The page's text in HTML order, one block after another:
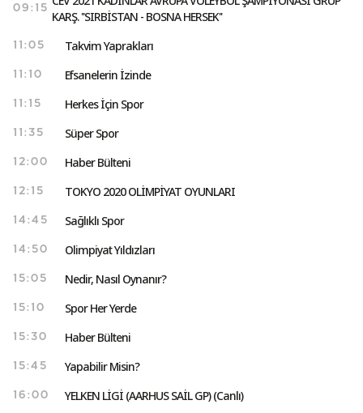
09:15
KARŞ. ''SIRBİSTAN - BOSNA HERSEK''
11:05 Takvim Yaprakları
11:10 Efsanelerin İzinde
11:15 Herkes İçin Spor
11:35 Süper Spor
12:00 Haber Bülteni
12:15 TOKYO 2020 OLİMPİYAT OYUNLARI
14:45 Sağlıklı Spor
14:50 Olimpiyat Yıldızları
15:05 Nedir, Nasıl Oynanır?
15:10 Spor Her Yerde
15:30 Haber Bülteni
15:45 Yapabilir Misin?
16:00 YELKEN LİGİ (AARHUS SAİL GP) (Canlı)